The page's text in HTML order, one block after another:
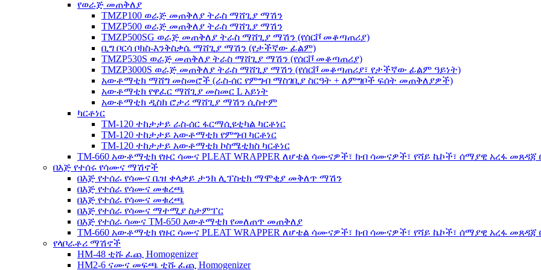
የወራጅ መጠቅለያ
TMZP100 ወራጅ መጠቅለያ ትራስ ማሸጊያ ማሽን
TMZP500 ወራጅ መጠቅለያ ትራስ ማሸጊያ ማሽን
TMZP500SG ወራጅ መጠቅለያ ትራስ ማሸጊያ ማሽን (የሰርቮ መቆጣጠሪያ)
ቢግ ቦርሳ ቦክስ-እንቅስቃሴ ማሸጊያ ማሽን (የታችኛው ፊልም)
TMZP530S ወራጅ መጠቅለያ ትራስ ማሸጊያ ማሽን (የሰርቮ መቆጣጠሪያ)
TMZP3000S ወራጅ መጠቅለያ ትራስ ማሸጊያ ማሽን (የሰርቮ መቆጣጠሪያ፣ የታችኛው ፊልም ዓይነት)
አውቶማቲክ ማሸግ መስመሮች (ራስ-ሰር የምግብ ማስገቢያ ስርዓት + ለምግቦች ፍሰት መጠቅለያዎች)
አውቶማቲክ የዋፈር ማሸጊያ መስመር L አይነት
አውቶማቲክ ዲስክ ሮታሪ ማሸጊያ ማሽን ሲስተም
ካርቶነር
TM-120 ተከታታይ ራስ-ሰር ፋርማሲዩቲካል ካርቶነር
TM-120 ተከታታይ አውቶማቲክ የምግብ ካርቶነር
TM-120 ተከታታይ አውቶማቲክ ኮስሜቲክስ ካርቶነር
TM-660 አውቶማቲክ የዙር ሳሙና PLEAT WRAPPER ለሆቴል ሳሙናዎች፣ ክብ ሳሙናዎች፣ የሻይ ኬኮች፣ ሰማያዊ አረፋ
በእጅ የተሰሩ የሳሙና ማሽኖች
በእጅ የተሰራ የሳሙና ቤዝ ቀላቃይ ታንክ ሊፕስቲክ ማሞቂያ መቅለጥ ማሽን
በእጅ የተሰራ የሳሙና መቁረጫ
በእጅ የተሰራ የሳሙና መቁረጫ
በእጅ የተሰራ የሳሙና ማተሚያ ስታምፐር
በእጅ የተሰራ ሳሙና TM-650 አውቶማቲክ የመለጠጥ መጠቅለያ
TM-660 አውቶማቲክ የዙር ሳሙና PLEAT WRAPPER ለሆቴል ሳሙናዎች፣ ክብ ሳሙናዎች፣ የሻይ ኬኮች፣ ሰማያዊ አረፋ
የላቦራቶሪ ማሽኖች
HM-48 ቲሹ ፈጪ Homogenizer
HM2-6 ናሙና መፍጫ ቲሹ ፈጪ Homogenizer